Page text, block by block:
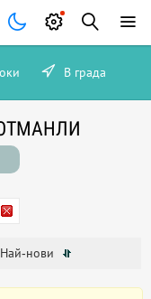
В града
Най-нови